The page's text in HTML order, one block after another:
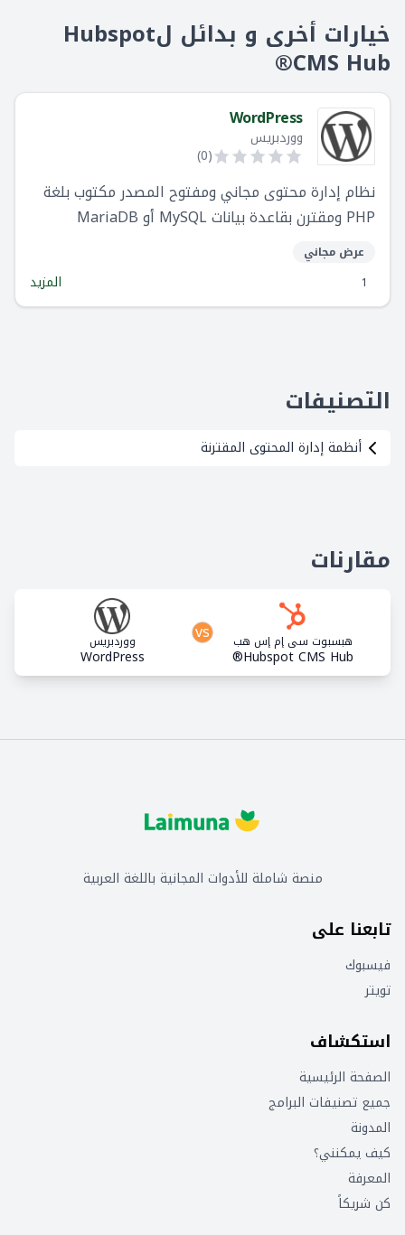
خيارات أخرى و بدائل لHubspot
CMS Hub®
WordPress
ووردبريس
(
0
)
نظام إدارة محتوى مجاني ومفتوح المصدر مكتوب بلغة
PHP ومقترن بقاعدة بيانات MySQL أو MariaDB
عرض مجاني
1
المزيد
التصنيفات
أنظمة إدارة المحتوى المقترنة
مقارنات
هبسبوت سي إم إس هب
Hubspot CMS Hub®
ووردبريس
WordPress
vs
منصة شاملة للأدوات المجانية باللغة العربية
تابعنا على
فيسبوك
تويتر
استكشاف
الصفحة الرئيسية
جميع تصنيفات البرامج
المدونة
كيف يمكنني؟
المعرفة
كن شريكاً